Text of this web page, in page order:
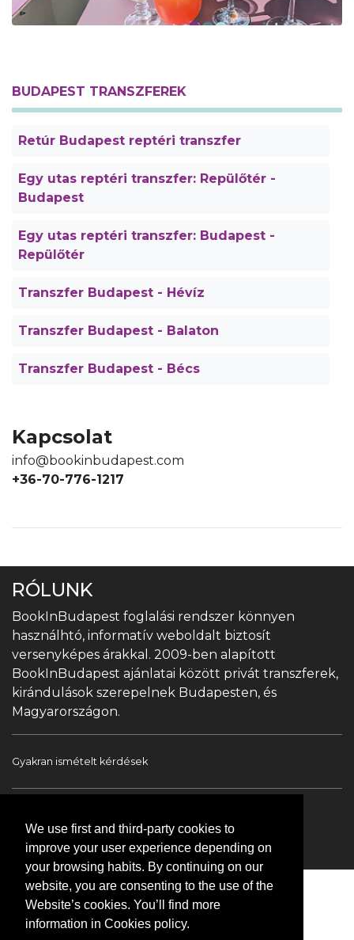
We use first and third-party cookies to
improve your user experience depending on
your browsing habits. By continuing on our
website, you are consenting to the use of the
Website’s cookies. You’ll find more
information in Cookies policy.
BUDAPEST TRANSZFEREK
Retúr Budapest reptéri transzfer
Egy utas reptéri transzfer: Repülőtér -
Budapest
Egy utas reptéri transzfer: Budapest -
Repülőtér
Transzfer Budapest - Hévíz
Transzfer Budapest - Balaton
Transzfer Budapest - Bécs
Kapcsolat
info@bookinbudapest.com
+36-70-776-1217
RÓLUNK
BookInBudapest foglalási rendszer könnyen
használhtó, informatív weboldalt biztosít
versenyképes árakkal. 2009-ben alapított
BookInBudapest ajánlatai között privát transzferek,
kirándulások szerepelnek Budapesten, és
Magyarországon.
Gyakran ismételt kérdések
Túrák & Kirándulások Transzfer Kapcsolat